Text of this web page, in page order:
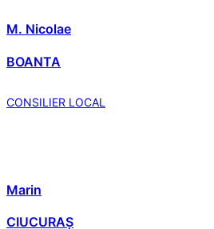
M. Nicolae
BOANTA
CONSILIER LOCAL
Marin
CIUCURAȘ